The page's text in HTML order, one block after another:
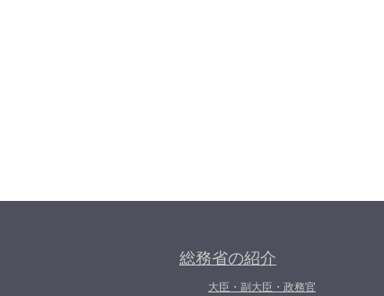
総務省の紹介
大臣・副大臣・政務官